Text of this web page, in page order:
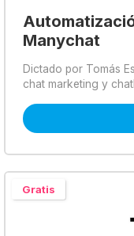
Manychat
Dictado por Tomás
chat marketing y
Gratis